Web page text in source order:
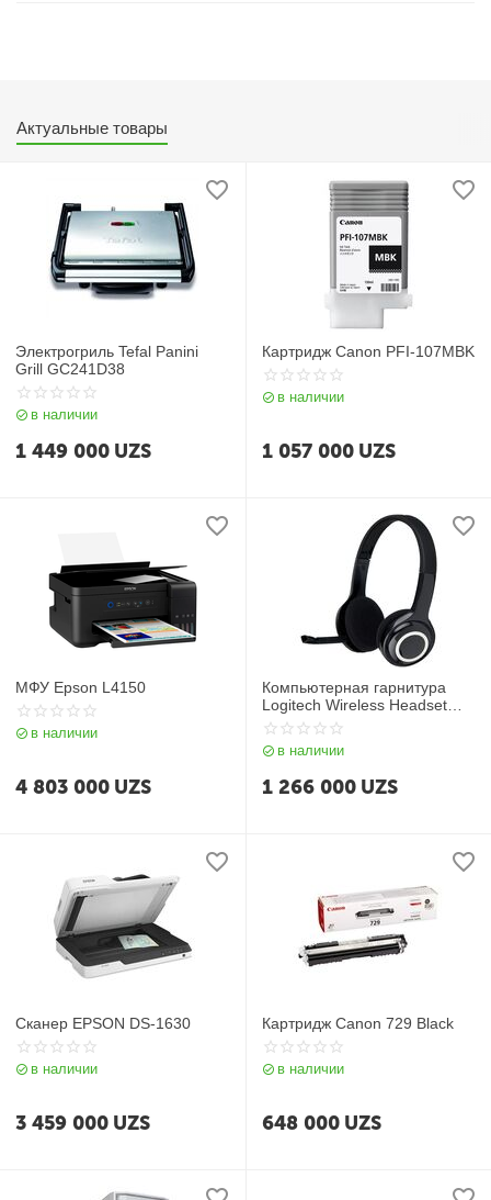
Актуальные товары
Электрогриль Tefal Panini
Grill GC241D38
в наличии
1 449 000 UZS
Картридж Canon PFI-107MBK
в наличии
1 057 000 UZS
МФУ Epson L4150
в наличии
4 803 000 UZS
Компьютерная гарнитура
Logitech Wireless Headset
H600
в наличии
1 266 000 UZS
Сканер EPSON DS-1630
в наличии
3 459 000 UZS
Картридж Canon 729 Black
в наличии
648 000 UZS